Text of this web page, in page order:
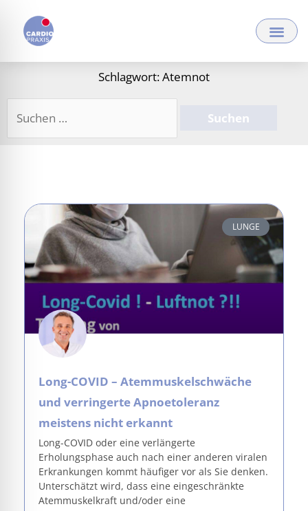
Inhalt
springen
Schlagwort: Atemnot
LUNGE
Long-COVID – Atemmuskelschwäche
und verringerte Apnoetoleranz
meistens nicht erkannt
Long-COVID oder eine verlängerte
Erholungsphase auch nach einer anderen viralen
Erkrankungen kommt häufiger vor als Sie denken.
Unterschätzt wird, dass eine eingeschränkte
Atemmuskelkraft und/oder eine